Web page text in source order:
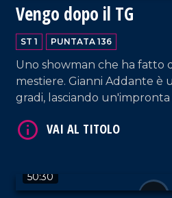
Vengo dopo il TG
ST 1 PUNTATA 136
Uno showman che ha fatto
mestiere. Gianni Addante è
gradi, lasciando
racconta il suo mestiere
50:30
VAI AL TITOLO